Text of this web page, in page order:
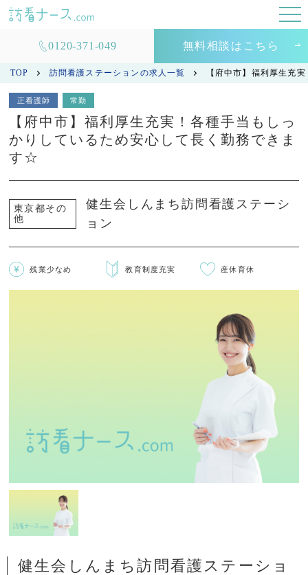
0120-371-049 無料相談はこちら
TOP 訪問看護ステーションの求人一覧 【府中市】福利厚生充
正看護師 常勤
【府中市】福利厚生充実！各種手当もしっ
かりしているため安心して長く勤務できま
す☆
東京都その
他
健生会しんまち訪問看護ステーシ
ョン
残業少なめ 教育制度充実 産休育休
健生会しんまち訪問看護ステーショ